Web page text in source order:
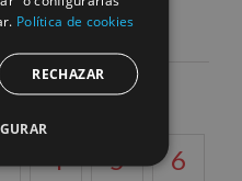
4 5 6
Política de cookies
RECHAZAR